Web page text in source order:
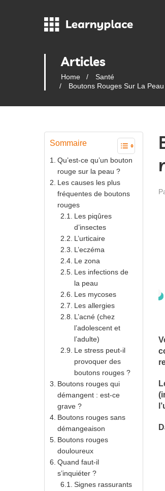
Articles
Home
Santé
Boutons Rouges Sur La Peau
Sommaire
Qu’est-ce qu’un bouton
rouge sur la peau ?
Les causes les plus
fréquentes de boutons
rouges
Les piqûres
d’insectes
L’urticaire
L’eczéma
Le zona
Les infections de
la peau
Les mycoses
Les allergies
L’acné (chez
l’adolescent et
l’adulte)
Le stress peut-il
provoquer des
boutons rouges ?
Boutons rouges qui
démangent : est-ce
grave ?
Boutons rouges sans
démangeaison
Boutons rouges
douloureux
Quand faut-il
s’inquiéter ?
Signes rassurants